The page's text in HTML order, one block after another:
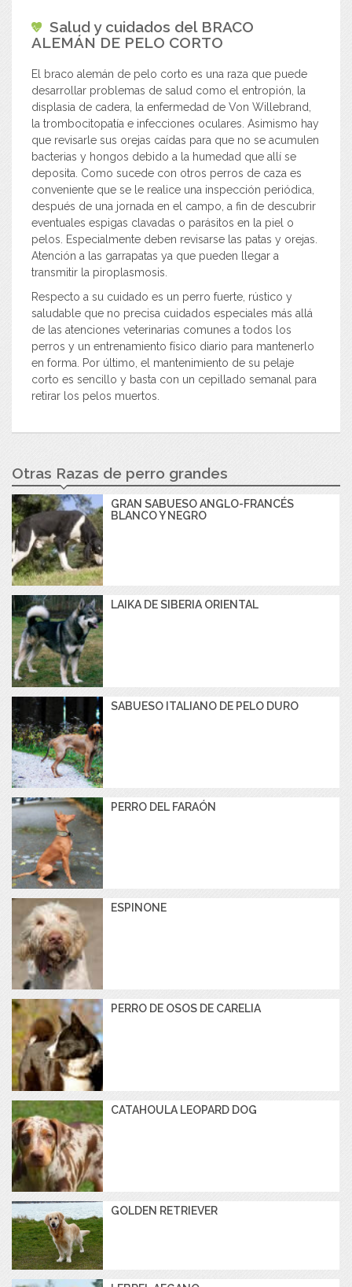
Salud y cuidados del BRACO
ALEMÁN DE PELO CORTO
El braco alemán de pelo corto es una raza que puede
desarrollar problemas de salud como el entropión, la
displasia de cadera, la enfermedad de Von Willebrand,
la trombocitopatía e infecciones oculares. Asimismo hay
que revisarle sus orejas caídas para que no se acumulen
bacterias y hongos debido a la humedad que allí se
deposita. Como sucede con otros perros de caza es
conveniente que se le realice una inspección periódica,
después de una jornada en el campo, a fin de descubrir
eventuales espigas clavadas o parásitos en la piel o
pelos. Especialmente deben revisarse las patas y orejas.
Atención a las garrapatas ya que pueden llegar a
transmitir la piroplasmosis.
Respecto a su cuidado es un perro fuerte, rústico y
saludable que no precisa cuidados especiales más allá
de las atenciones veterinarias comunes a todos los
perros y un entrenamiento físico diario para mantenerlo
en forma. Por último, el mantenimiento de su pelaje
corto es sencillo y basta con un cepillado semanal para
retirar los pelos muertos.
Otras Razas de perro grandes
GRAN SABUESO ANGLO-FRANCÉS
BLANCO Y NEGRO
LAIKA DE SIBERIA ORIENTAL
SABUESO ITALIANO DE PELO DURO
PERRO DEL FARAÓN
ESPINONE
PERRO DE OSOS DE CARELIA
CATAHOULA LEOPARD DOG
GOLDEN RETRIEVER